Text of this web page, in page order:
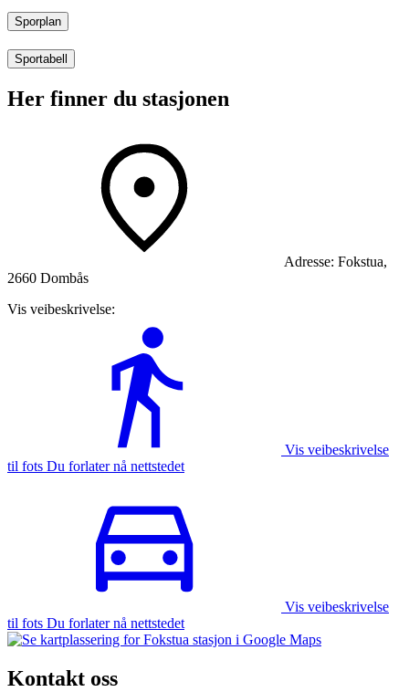
Sporplan
Sportabell
Her finner du stasjonen
Adresse: Fokstua,
2660 Dombås
Vis veibeskrivelse:
Vis veibeskrivelse
til fots Du forlater nå nettstedet
Vis veibeskrivelse
til fots Du forlater nå nettstedet
Kontakt oss